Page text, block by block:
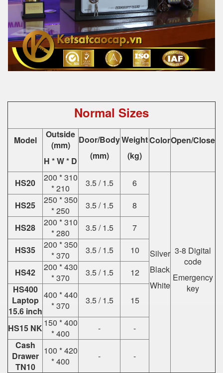
Normal Sizes
Model
Outside
(mm)
H * W * D
Door/Body
(mm)
Weight
(kg)
ColorOpen/Close
HS20
200 * 310
* 210
3.5 / 1.5 6
Silver
Black
White
3-8 Digital
code
Emergency
key
HS25
250 * 350
* 250
3.5 / 1.5
8
HS28
200 * 310
* 280
3.5 / 1.5
7
HS35
200 * 350
* 370
3.5 / 1.5
10
HS42
200 * 430
* 370
3.5 / 1.5
12
HS400
Laptop
15.6 inch
400 * 440
* 370
3.5 / 1.5 15
HS15 NK150 * 400
* 400
-
-
Cash
Drawer
TN10
100 * 420
* 400
- -